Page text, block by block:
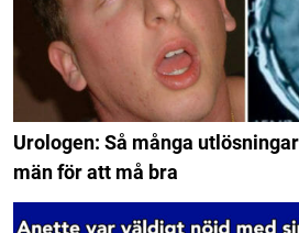
Urologen: Så många
män för att må bra